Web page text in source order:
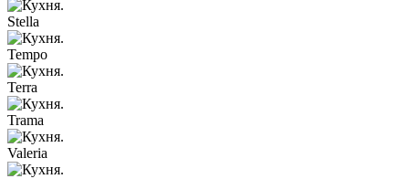
Stella
Tempo
Terra
Trama
Valeria